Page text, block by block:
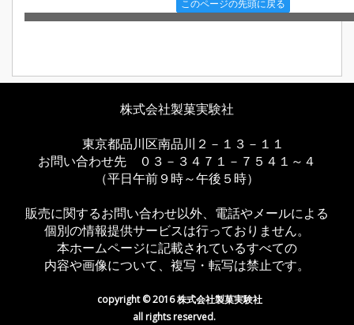
このページの先頭に戻る
株式会社製菓実験社
東京都品川区南品川２－１３－１１
お問い合わせ先 ０３－３４７１－７５４１～４
（平日午前９時～午後５時）
販売に関するお問い合わせ以外、電話やメールによる
個別の情報提供サービスは行っておりません。
本ホームページに記載されているすべての
内容や画像について、複写・転写は禁止です。
copyright © 2016 株式会社製菓実験社
all rights reserved.